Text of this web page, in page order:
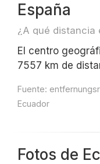
España
¿A qué distancia
El centro
7557 km de
Fuente:
Ecuador
Fotos de